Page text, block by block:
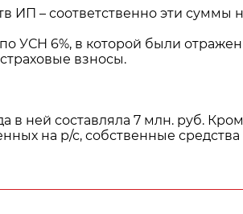
ИП – соответственно эти суммы
УСН 6%, в которой были
взносы.
ней составляла 7 млн. руб.
на р/с, собственные